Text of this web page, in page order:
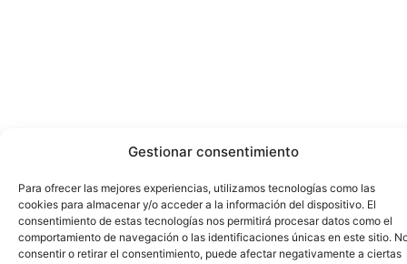
Gestionar consentimiento
Para ofrecer las mejores experiencias, utilizamos tecnologías como las
cookies para almacenar y/o acceder a la información del dispositivo. El
consentimiento de estas tecnologías nos permitirá procesar datos como el
comportamiento de navegación o las identificaciones únicas en este sitio.
consentir o retirar el consentimiento, puede afectar negativamente a ciertas